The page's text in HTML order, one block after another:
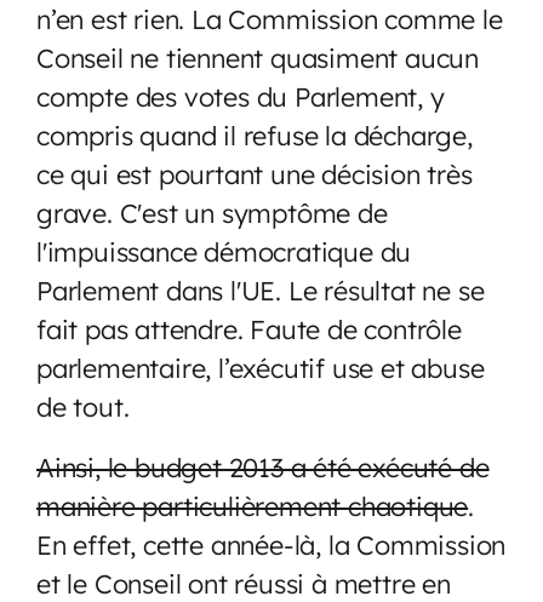
n’en est rien. La Commission comme le
Conseil ne tiennent quasiment aucun
compte des votes du Parlement, y
compris quand il refuse la décharge,
ce qui est pourtant une décision très
grave. C'est un symptôme de
l'impuissance démocratique du
Parlement dans l'UE. Le résultat ne se
fait pas attendre. Faute de contrôle
parlementaire, l’exécutif use et abuse
de tout.
Ainsi, le budget 2013 a été exécuté de
manière particulièrement chaotique.
En effet, cette année-là, la Commission
et le Conseil ont réussi à mettre en